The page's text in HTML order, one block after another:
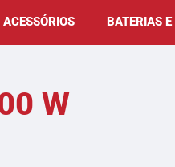
ACESSÓRIOS BATERIAS E
W